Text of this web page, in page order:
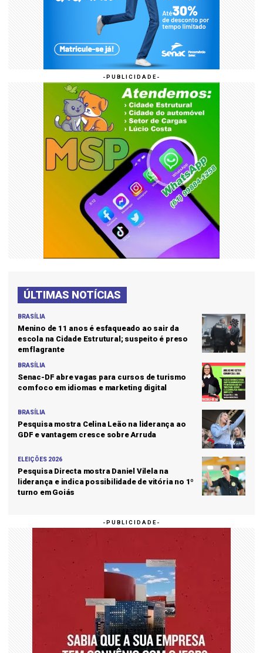
ÚLTIMAS NOTÍCIAS
BRASÍLIA
Menino de 11 anos é esfaqueado ao sair da
escola na Cidade Estrutural; suspeito é preso
em flagrante
BRASÍLIA
Senac-DF abre vagas para cursos de turismo
com foco em idiomas e marketing digital
BRASÍLIA
Pesquisa mostra Celina Leão na liderança ao
GDF e vantagem cresce sobre Arruda
ELEIÇÕES 2026
Pesquisa Directa mostra Daniel Vilela na
liderança e indica possibilidade de vitória no 1º
turno em Goiás